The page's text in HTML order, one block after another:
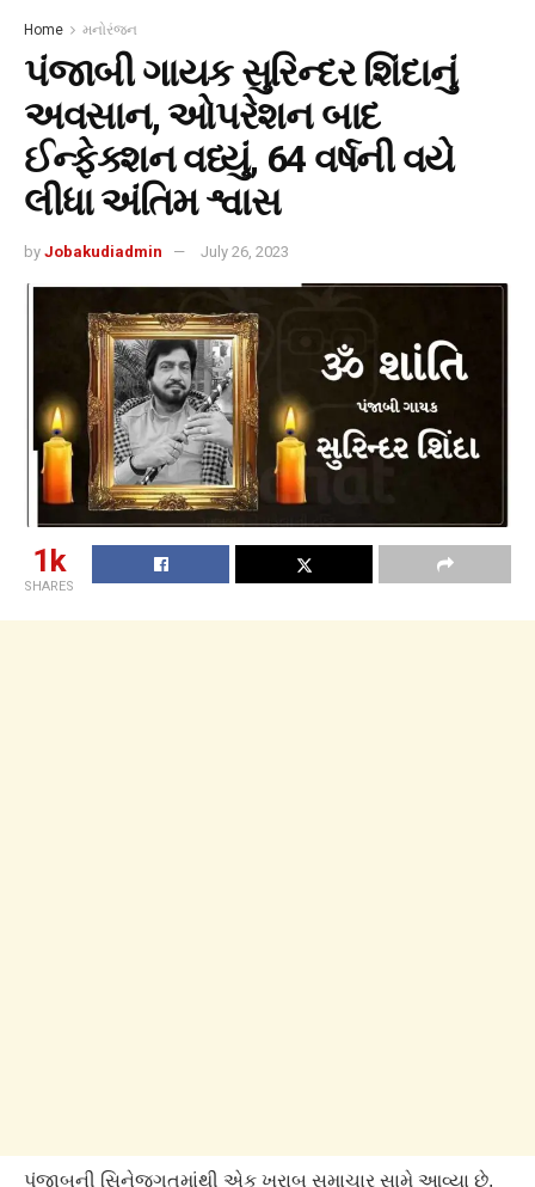
Home મનોરંજન
પંજાબી ગાયક સુરિન્દર શિંદાનું
અવસાન, ઓપરેશન બાદ
ઈન્ફેક્શન વધ્યું, 64 વર્ષની વયે
લીધા અંતિમ શ્વાસ
by Jobakudiadmin July 26, 2023
1k
SHARES
પંજાબની સિનેજગતમાંથી એક ખરાબ સમાચાર સામે આવ્યા છે.